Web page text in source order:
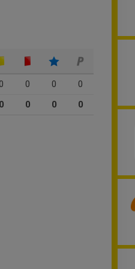
0 0
0
0 0 0 0